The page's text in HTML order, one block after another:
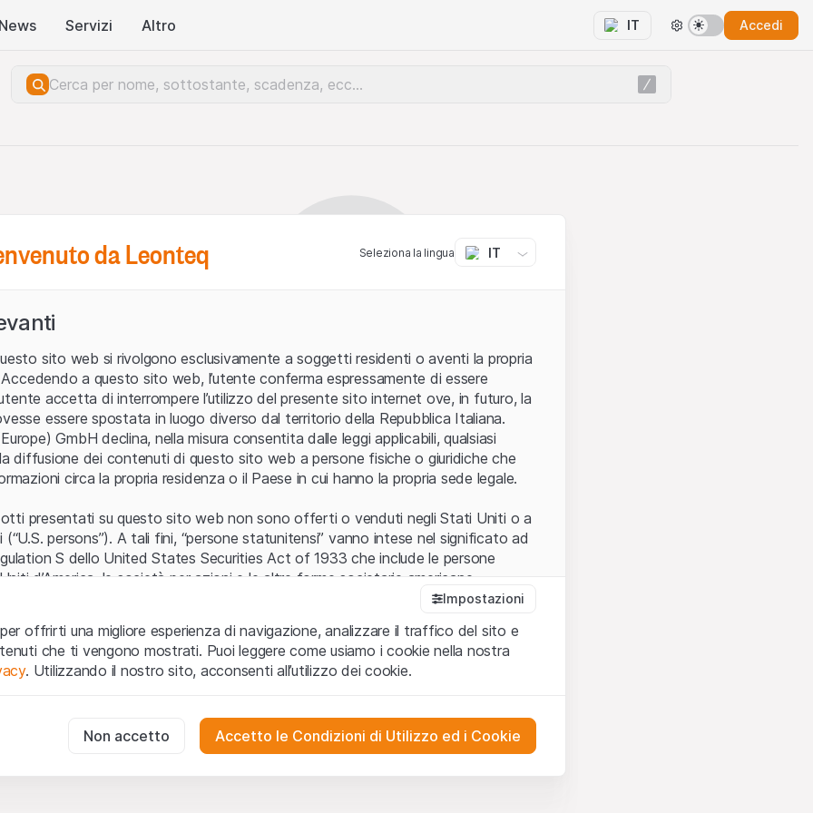
News Servizi Altro IT Accedi
Errore del server.
da Leonteq Seleziona la lingua IT
sito web si rivolgono esclusivamente a soggetti residenti o aventi la propria
a questo sito web, l’utente conferma espressamente di essere
accetta di interrompere l’utilizzo del presente sito internet ove, in futuro, la
essere spostata in luogo diverso dal territorio della Repubblica Italiana.
GmbH declina, nella misura consentita dalle leggi applicabili, qualsiasi
diffusione dei contenuti di questo sito web a persone fisiche o giuridiche che
circa la propria residenza o il Paese in cui hanno la propria sede legale.
presentati su questo sito web non sono offerti o venduti negli Stati Uniti o a
persons”). A tali fini, “persone statunitensi” vanno intese nel significato ad
S dello United States Securities Act of 1933 che include le persone
d’America, le società per azioni e le altre forme societarie americane.
web (di seguito, il “Sito”) si dichiara di aver compreso e di accettare le
avvertenze importanti e le condizioni di utilizzo ivi rese disponibili. Nel caso in
utilizzonon siano accettate, l’utente è tenuto ad interrompere l’utilizzo del
o invito ad acquistare
i dati, i servizi, gli strumenti, i documenti (i “Contenuti del Sito”) contenuti o
web hanno esclusivamente finalità informative e non rappresentano né
Impostazioni
offrirti una migliore esperienza di navigazione, analizzare il traffico del sito e
che ti vengono mostrati. Puoi leggere come usiamo i cookie nella nostra
. Utilizzando il nostro sito, acconsenti all’utilizzo dei cookie.
per il funzionamento del sito web e non possono essere disattivati.
Non accetto Accetto le Condizioni di Utilizzo ed i Cookie